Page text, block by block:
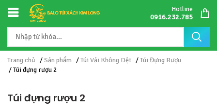
Hotline
0916.232.785
Trang chủ /Sản phẩm /Túi Vải Không Dệt /Túi Đựng Rượu
/ Túi đựng rượu 2
Túi đựng rượu 2